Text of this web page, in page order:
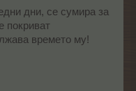
дни, се сумира за
покриват
времето му!